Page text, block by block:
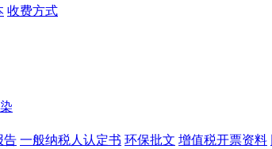
收费方式
告 一般纳税人认定书 环保批文 增值税开票资料